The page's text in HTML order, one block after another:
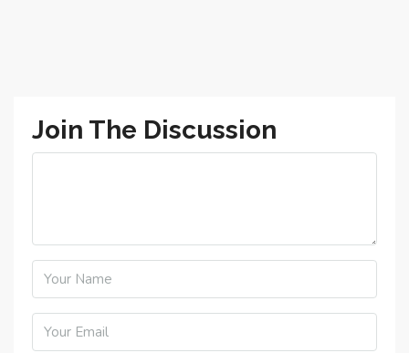
Join The Discussion